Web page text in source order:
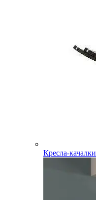
Кресла-качалки